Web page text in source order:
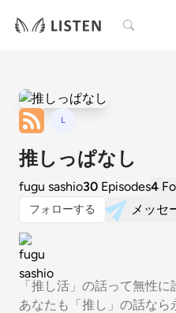
検索
L
推しっぱなし
fugu sashio30 Episodes4
フォローする メッセ
「推し活」の話って無性
あなたも「推し」の話なら